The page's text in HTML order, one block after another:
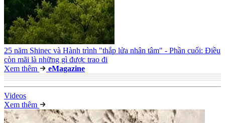
25 năm Shinec và Hành trình "thắp lửa nhân tâm" - Phần cuối: Điều
còn mãi là những gì được trao đi
Xem thêm
eMagazine
Videos
Xem thêm